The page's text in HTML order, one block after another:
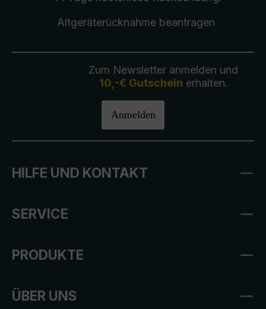
Altgeräterücknahmebeantragen
Zum Newsletter anmelden und
10,-€ Gutschein erhalten.
Anmelden
HILFE UND KONTAKT
SERVICE
PRODUKTE
ÜBER UNS